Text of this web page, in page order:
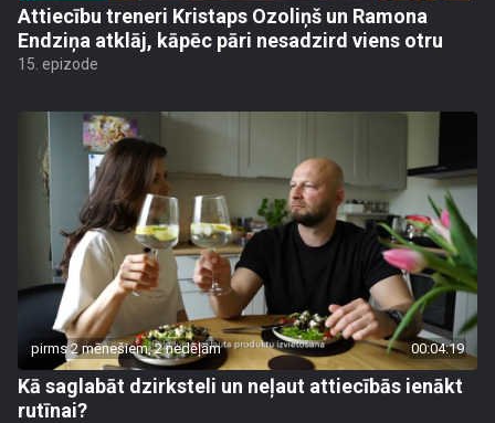
Attiecību treneri Kristaps Ozoliņš un Ramona
Endziņa atklāj, kāpēc pāri nesadzird viens otru
15. epizode
pirms 2 mēnešiem, 2 nedēļām 00:04:19
Kā saglabāt dzirksteli un neļaut attiecībās ienākt
rutīnai?